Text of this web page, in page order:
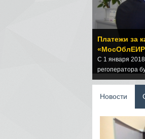
Платежи за
С 1 января
регоператора
Новости